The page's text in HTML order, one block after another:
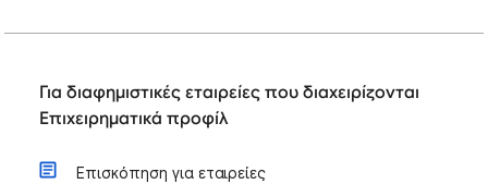
Για διαφημιστικές εταιρείες που διαχειρίζονται
Επιχειρηματικά προφίλ
Επισκόπηση για εταιρείες